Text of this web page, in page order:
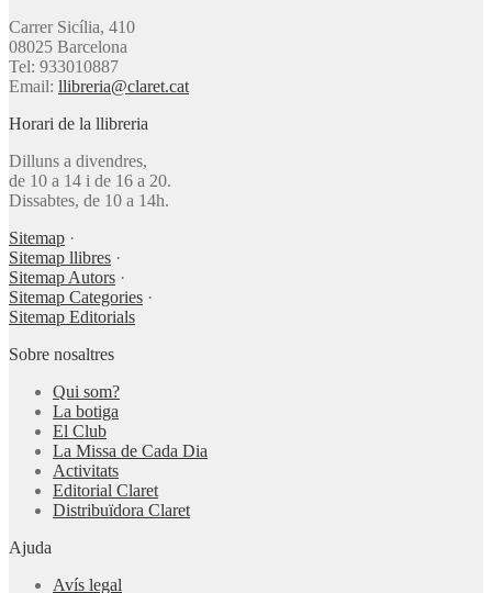
Carrer Sicília, 410
08025 Barcelona
Tel: 933010887
Email: llibreria@claret.cat
Horari de la llibreria
Dilluns a divendres,
de 10 a 14 i de 16 a 20.
Dissabtes, de 10 a 14h.
Sitemap ·
Sitemap llibres ·
Sitemap Autors ·
Sitemap Categories ·
Sitemap Editorials
Sobre nosaltres
Qui som?
La botiga
El Club
La Missa de Cada Dia
Activitats
Editorial Claret
Distribuïdora Claret
Ajuda
Avís legal